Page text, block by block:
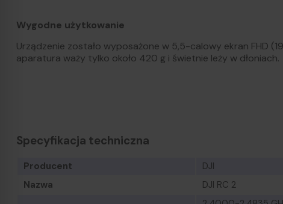
Wygodne użytkowanie
Urządzenie zostało wyposażone w 5,5-calowy ekran FHD
aparatura waży tylko około 420 g i świetnie leży w dłoniach.
Specyfikacja techniczna
Producent
DJI
Nazwa
DJI RC 2